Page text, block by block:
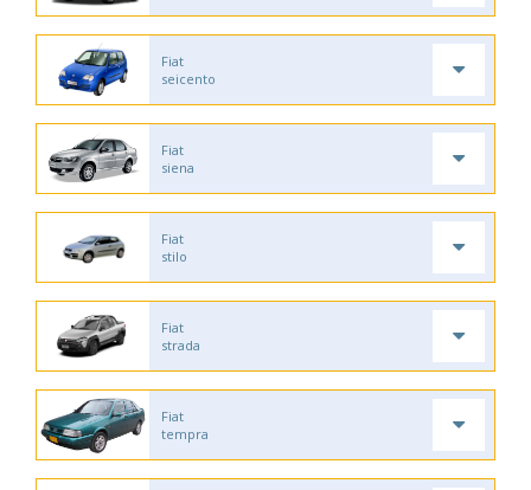
Fiat
seicento
Fiat
siena
Fiat
stilo
Fiat
strada
Fiat
tempra